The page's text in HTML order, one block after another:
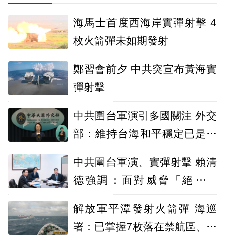
海馬士首度西海岸實彈射擊 4
枚火箭彈未如期發射
鄭習會前夕 中共突宣布黃海實
彈射擊
中共圍台軍演引多國關注 外交
部：維持台海和平穩定已是國
中共圍台軍演、實彈射擊 賴清
德強調：面對威脅「絕不退
解放軍平潭發射火箭彈 海巡
署：已掌握7枚落在禁航區、海